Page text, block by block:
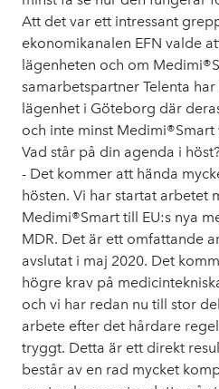
Att det var ett intressant
ekonomikanalen EFN valde
lägenheten och om
samarbetspartner Telenta
lägenhet i Göteborg där
och inte minst Medimi®Smart
Vad står på din agenda i höst?
- Det kommer att hända
hösten. Vi har startat arbetet
Medimi®Smart till EU:s nya
MDR. Det är ett omfattande
avslutat i maj 2020. Det
högre krav på
och vi har redan nu till stor
arbete efter det hårdare
tryggt. Detta är ett direkt
består av en rad mycket